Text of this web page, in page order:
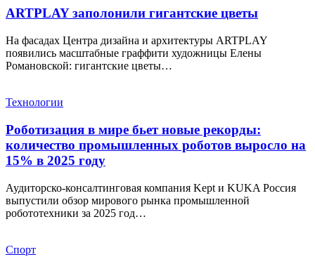
ARTPLAY заполонили гигантские цветы
На фасадах Центра дизайна и архитектуры ARTPLAY
появились масштабные граффити художницы Елены
Романовской: гигантские цветы…
Технологии
Роботизация в мире бьет новые рекорды:
количество промышленных роботов выросло на
15% в 2025 году
Аудиторско-консалтинговая компания Kept и KUKA Россия
выпустили обзор мирового рынка промышленной
робототехники за 2025 год…
Спорт